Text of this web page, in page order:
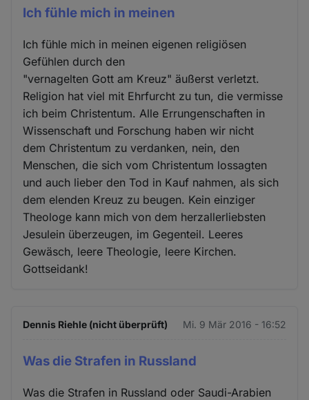
Ich fühle mich in meinen
Ich fühle mich in meinen eigenen religiösen
Gefühlen durch den
"vernagelten Gott am Kreuz" äußerst verletzt.
Religion hat viel mit Ehrfurcht zu tun, die vermisse
ich beim Christentum. Alle Errungenschaften in
Wissenschaft und Forschung haben wir nicht
dem Christentum zu verdanken, nein, den
Menschen, die sich vom Christentum lossagten
und auch lieber den Tod in Kauf nahmen, als sich
dem elenden Kreuz zu beugen. Kein einziger
Theologe kann mich von dem herzallerliebsten
Jesulein überzeugen, im Gegenteil. Leeres
Gewäsch, leere Theologie, leere Kirchen.
Gottseidank!
Dennis Riehle (nicht überprüft) Mi. 9 Mär 2016 - 16:52
Was die Strafen in Russland
Was die Strafen in Russland oder Saudi-Arabien